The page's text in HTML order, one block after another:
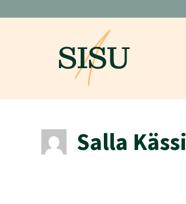
sisältöön
Salla Kässi